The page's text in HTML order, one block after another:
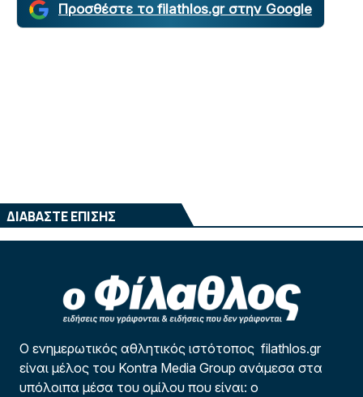
Προσθέστε το filathlos.gr στην Google
ΔΙΑΒΑΣΤΕ ΕΠΙΣΗΣ
Ο ενημερωτικός αθλητικός ιστότοπος filathlos.gr
είναι μέλος του Kontra Media Group ανάμεσα στα
υπόλοιπα μέσα του ομίλου που είναι: ο